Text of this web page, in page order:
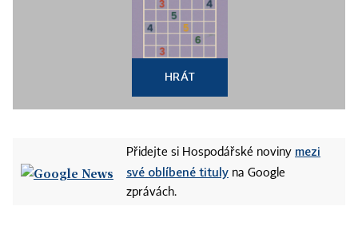
HRÁT
Přidejte si Hospodářské noviny mezi
své oblíbené tituly na Google
zprávách.